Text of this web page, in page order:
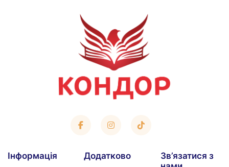
Iнформація Додатково
Зв’язатися з